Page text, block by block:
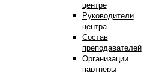
центре
Руководители
центра
Состав
преподавателей
Организации
партнеры